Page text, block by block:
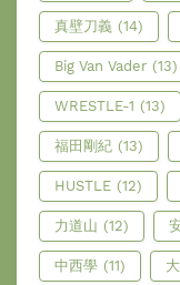
真壁刀義 (14)
Big Van Vader (13)
WRESTLE-1 (13)
福田剛紀 (13)
HUSTLE (12)
力道山 (12)
中西學 (11)